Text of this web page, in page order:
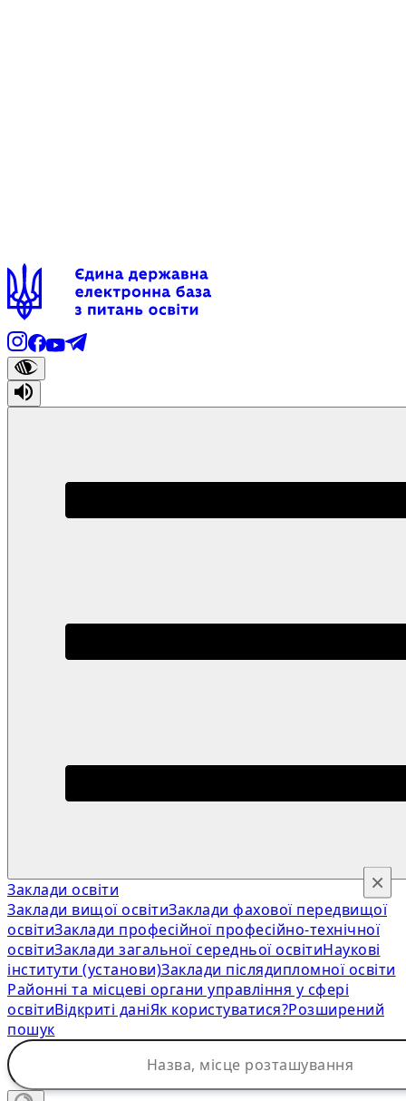
Заклади освіти
Заклади вищої освітиЗаклади фахової передвищої
освітиЗаклади професійної професійно-технічної
освітиЗаклади загальної середньої освітиНаукові
інститути (установи)Заклади післядипломної освіти
Районні та місцеві органи управління у сфері
освітиВідкриті даніЯк користуватися?Розширений
пошук
×